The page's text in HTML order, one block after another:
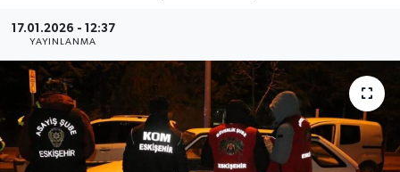
17.01.2026 - 12:37
YAYINLANMA
Genel
Gündem
Kültür Sanat